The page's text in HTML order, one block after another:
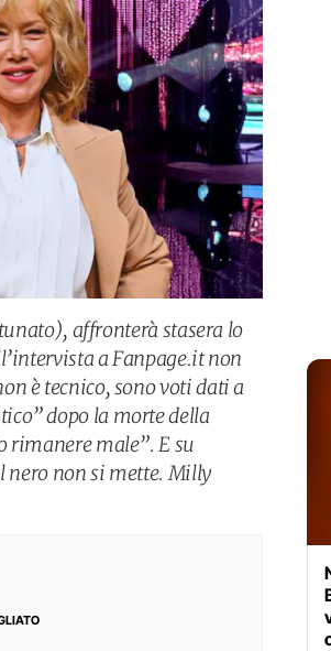
affronterà stasera lo
a Fanpage.it non
è tecnico, sono voti dati a
dopo la morte della
rimanere male”. E su
nero non si mette. Milly